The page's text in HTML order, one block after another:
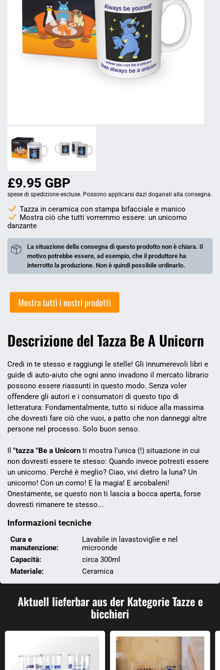
£9.95 GBP
spese di spedizione escluse. Possono applicarsi dazi doganali alla consegna.
Tazza in ceramica con stampa bifacciale e manico
Mostra ciò che tutti vorremmo essere: un unicorno
danzante
La situazione della consegna di questo prodotto non è chiara. Il
motivo potrebbe essere, ad esempio, che il produttore ha
interrotto la produzione. Non è quindi possibile ordinarlo.
Mostra tutti i nostri prodotti
Descrizione del Tazza Be A Unicorn
Credi in te stesso e raggiungi le stelle! Gli innumerevoli libri e
guide di auto-aiuto che ogni anno invadono il mercato librario
possono essere riassunti in questo modo. Senza voler
offendere gli autori e i consumatori di questo tipo di
letteratura: Fondamentalmente, tutto si riduce alla massima
che dovresti fare ciò che vuoi, a patto che non danneggi altre
persone nel processo. Solo buon senso.
Il "tazza "Be a Unicorn ti mostra l'unica (!) situazione in cui
non dovresti essere te stesso: Quando invece potresti essere
un unicorno. Perché è meglio? Ciao, vivi dietro la luna? Un
unicorno! Con un corno! E la magia! E arcobaleni!
Onestamente, se questo non ti lascia a bocca aperta, forse
dovresti rimanere te stesso...
Informazioni tecniche
Cura e
manutenzione:
Lavabile in lavastoviglie e nel
microonde
Capacità:
circa 300ml
Materiale:
Ceramica
Aktuell lieferbar aus der Kategorie Tazze e
bicchieri
Occhiali per il mana e la salute